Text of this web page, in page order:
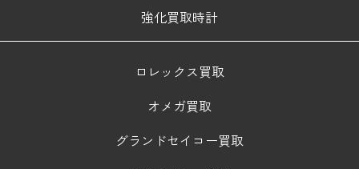
強化買取時計
ロレックス買取
オメガ買取
グランドセイコー買取